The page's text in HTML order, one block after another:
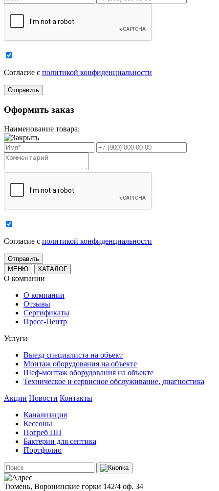
Cогласие с политикой конфиденциальности
Оформить заказ
Наименование товара:
Cогласие с политикой конфиденциальности
МЕНЮ КАТАЛОГ
О компании
О компании
Отзывы
Сертификаты
Пресс-Центр
Услуги
Выезд специалиста на объект
Монтаж оборудования на объекте
Шеф-монтаж оборудования на объекте
Техническое и сервисное обслуживание, диагностика
Акции Новости Контакты
Канализация
Кессоны
Погреб ПП
Бактерии для септика
Портфолио
Тюмень, Воронинские горки 142/4 оф. 34